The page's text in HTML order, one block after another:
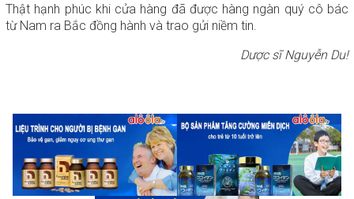
Thật hạnh phúc khi cửa hàng đã được hàng ngàn quý cô bác
từ Nam ra Bắc đồng hành và trao gửi niềm tin.
Dược sĩ Nguyễn Du!